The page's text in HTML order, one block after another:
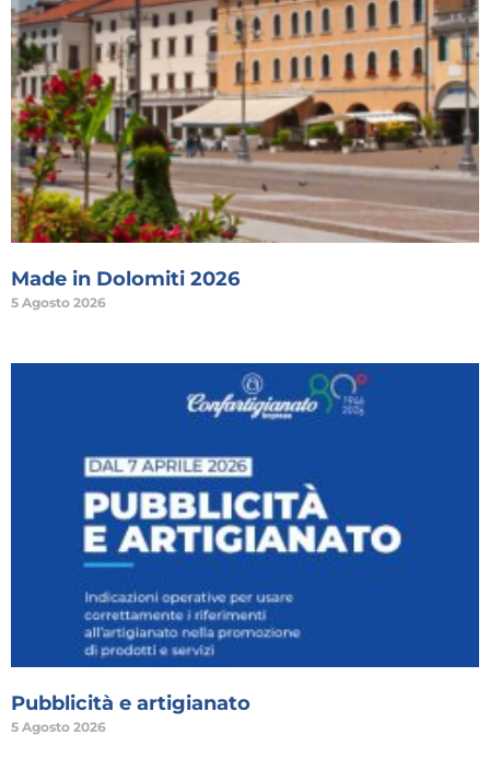
Made in Dolomiti 2026
5 Agosto 2026
Pubblicità e artigianato
5 Agosto 2026